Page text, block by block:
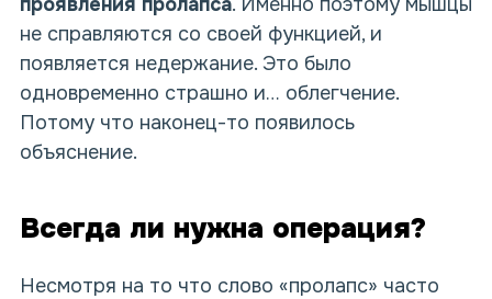
не справляются со своей функцией, и
появляется недержание. Это было
одновременно страшно и… облегчение.
Потому что наконец-то появилось
объяснение.
Всегда ли нужна операция?
Несмотря на то что слово «пролапс» часто